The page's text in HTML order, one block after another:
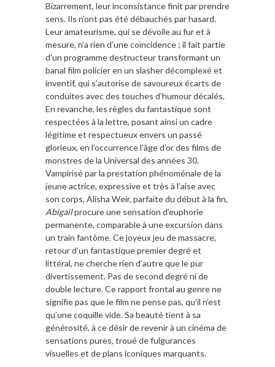
Bizarrement, leur inconsistance finit par prendre
sens. Ils n’ont pas été débauchés par hasard.
Leur amateurisme, qui se dévoile au fur et à
mesure, n’a rien d’une coïncidence ; il fait partie
d’un programme destructeur transformant un
banal film policier en un slasher décomplexé et
inventif, qui s’autorise de savoureux écarts de
conduites avec des touches d’humour décalés.
En revanche, les règles du fantastique sont
respectées à la lettre, posant ainsi un cadre
légitime et respectueux envers un passé
glorieux, en l’occurrence l’âge d’or des films de
monstres de la Universal des années 30.
Vampirisé par la prestation phénoménale de la
jeune actrice, expressive et très à l’aise avec
son corps, Alisha Weir, parfaite du début à la fin,
Abigailprocure une sensation d’euphorie
permanente, comparable à une excursion dans
un train fantôme. Ce joyeux jeu de massacre,
retour d’un fantastique premier degré et
littéral, ne cherche rien d’autre que le pur
divertissement. Pas de second degré ni de
double lecture. Ce rapport frontal au genre ne
signifie pas que le film ne pense pas, qu’il n’est
qu’une coquille vide. Sa beauté tient à sa
générosité, à ce désir de revenir à un cinéma de
sensations pures, troué de fulgurances
visuelles et de plans iconiques marquants.